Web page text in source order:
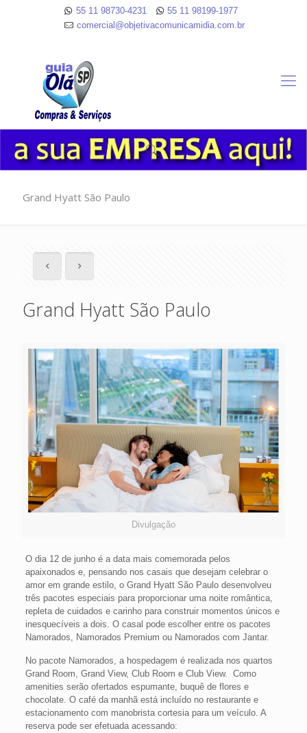
55 11 98730-4231
55 11 98199-1977
comercial@objetivacomunicamidia.com.br
Grand Hyatt São Paulo
Grand Hyatt São Paulo
Divulgação
O dia 12 de junho é a data mais comemorada pelos
apaixonados e, pensando nos casais que desejam celebrar o
amor em grande estilo, o Grand Hyatt São Paulo desenvolveu
três pacotes especiais para proporcionar uma noite romântica,
repleta de cuidados e carinho para construir momentos únicos e
inesquecíveis a dois. O casal pode escolher entre os pacotes
Namorados, Namorados Premium ou Namorados com Jantar.
No pacote Namorados, a hospedagem é realizada nos quartos
Grand Room, Grand View, Club Room e Club View. Como
amenities serão ofertados espumante, buquê de flores e
chocolate. O café da manhã está incluído no restaurante e
estacionamento com manobrista cortesia para um veículo. A
reserva pode ser efetuada acessando: